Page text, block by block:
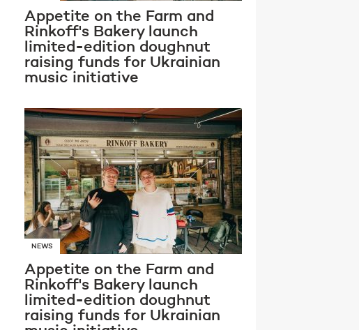
Appetite on the Farm and
Rinkoff's Bakery launch
limited-edition doughnut
raising funds for Ukrainian
music initiative
NEWS
Appetite on the Farm and
Rinkoff's Bakery launch
limited-edition doughnut
raising funds for Ukrainian